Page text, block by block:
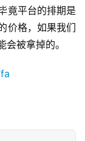
竟平台的排期是
价格，如果我们
被拿掉的。